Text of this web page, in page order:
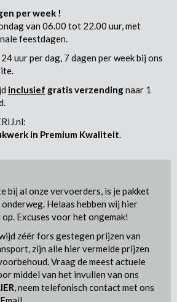
per week !
van 06.00 tot 22.00 uur, met
feestdagen.
uur per dag, 7 dagen per week bij ons
inclusief gratis verzendingnaar 1
in Premium Kwaliteit.
bij al onze vervoerders, is je pakket
Helaas hebben wij hier
Excuses voor het ongemak!
zéér fors gestegen prijzen van
zijn alle hier vermelde prijzen
Vraag de meest actuele
middel van het invullen van ons
, neem telefonisch contact met ons